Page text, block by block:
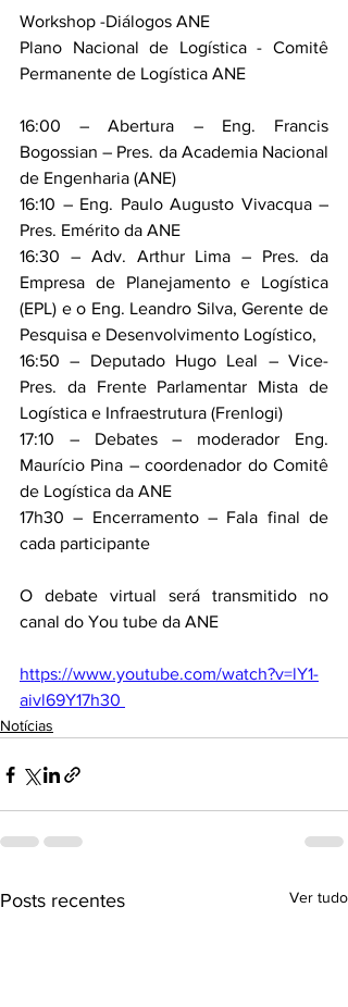
Workshop -Diálogos ANE
Plano Nacional de Logística - Comitê
Permanente de Logística ANE
16:00 – Abertura – Eng. Francis
Bogossian – Pres. da Academia Nacional
de Engenharia (ANE)
16:10 – Eng. Paulo Augusto Vivacqua –
Pres. Emérito da ANE
16:30 – Adv. Arthur Lima – Pres. da
Empresa de Planejamento e Logística
(EPL) e o Eng. Leandro Silva, Gerente de
Pesquisa e Desenvolvimento Logístico,
16:50 – Deputado Hugo Leal – Vice-
Pres. da Frente Parlamentar Mista de
Logística e Infraestrutura (Frenlogi)
17:10 – Debates – moderador Eng.
Maurício Pina – coordenador do Comitê
de Logística da ANE
17h30 – Encerramento – Fala final de
cada participante
O debate virtual será transmitido no
canal do You tube da ANE
https://www.youtube.com/watch?v=lY1-
aivl69Y17h30
Notícias
Posts recentes Ver tudo